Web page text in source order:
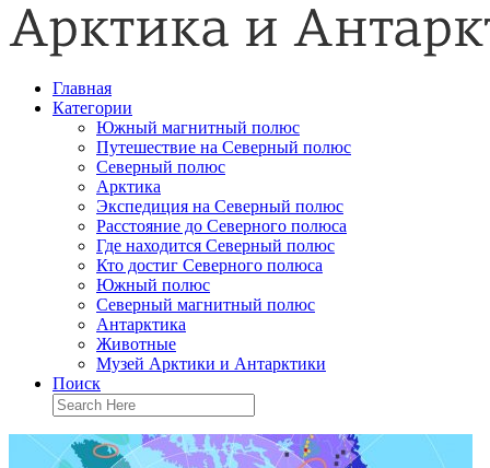
Главная
Категории
Южный магнитный полюс
Путешествие на Северный полюс
Северный полюс
Арктика
Экспедиция на Северный полюс
Расстояние до Северного полюса
Где находится Северный полюс
Кто достиг Северного полюса
Южный полюс
Северный магнитный полюс
Антарктика
Животные
Музей Арктики и Антарктики
Поиск